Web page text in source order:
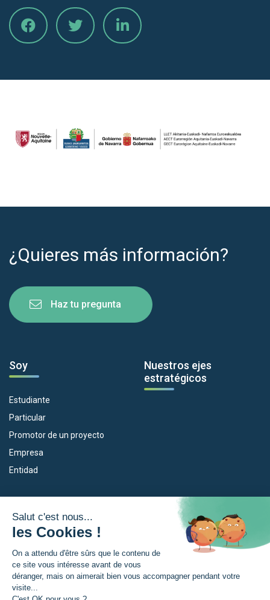
¿Quieres más información?
Haz tu pregunta
Soy
Estudiante
Particular
Promotor de un proyecto
Empresa
Entidad
Nuestros ejes
estratégicos
Empleo
Eskola Futura
Forma NAEN
TRANSFERMUGA-RREKIN
La Eurorregión
¿Qué es la Eurorregión?
Noticias
Area de prensea